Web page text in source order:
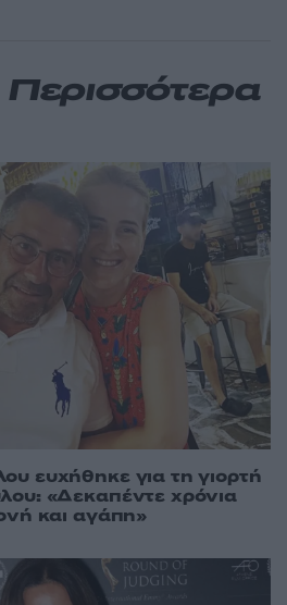
ευχήθηκε για τη γιορτή
«Δεκαπέντε χρόνια
και αγάπη»